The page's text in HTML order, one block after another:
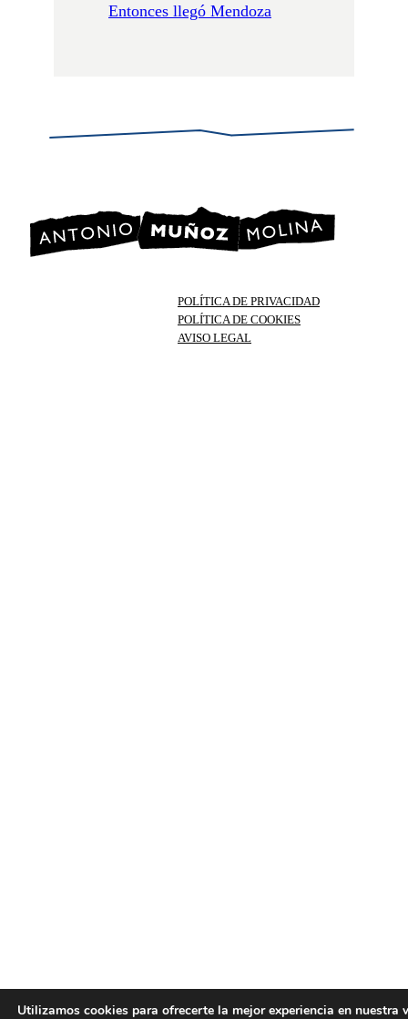
Entonces llegó Mendoza
POLÍTICA DE PRIVACIDAD
POLÍTICA DE COOKIES
AVISO LEGAL
Utilizamos cookies para ofrecerte la mejor experiencia en nuestra